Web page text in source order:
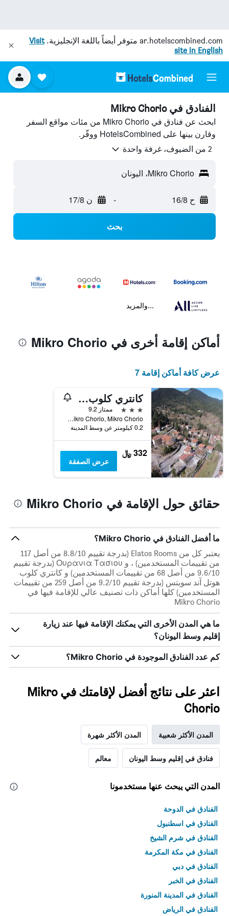
ar.hotelscombined.com متوفر أيضاً باللغة الإنجليزية.Visit
site in English
الفنادق في Mikro Chorio
ابحث عن فنادق في Mikro Chorio من مئات مواقع السفر
وقارن بينها على HotelsCombined ووفّر.
2 من الضيوف، غرفة واحدة
Mikro Chorio، اليونان
ح 16/8 - ن 17/8
بحث
...والمزيد
أماكن إقامة أخرى في Mikro Chorio
عرض كافة أماكن إقامة 7
كانتري كلوب هوتل آند سويتس
3 نجوم
ممتاز 9.2
Neo Mikro Chorio, Mikro Chorio, اليونان
0.2 كيلومتر عن وسط المدينة
332 ﷼
عرض الصفقة
حقائق حول الإقامة في Mikro Chorio
ما أفضل الفنادق في Mikro Chorio؟
يعتبر كل من Elatos Rooms (بدرجة تقييم 8.8/10 من أصل 117
من تقييمات المستخدمين) ، و Ουρανια Τασιου (بدرجة تقييم
9.6/10 من أصل 68 من تقييمات المستخدمين) و كانتري كلوب
هوتل آند سويتس (بدرجة تقييم 9.2/10 من أصل 259 من تقييمات
المستخدمين) كلها أماكن ذات تصنيف عالي للإقامة فيها في
Mikro Chorio
ما هي المدن الأخرى التي يمكنك الإقامة فيها عند زيارة
إقليم وسط اليونان؟
كم عدد الفنادق الموجودة في Mikro Chorio؟
اعثر على نتائج أفضل لإقامتك في Mikro
Chorio
المدن الأكثر شعبية المدن الأكثر شهرة
فنادق في إقليم وسط اليونان معالم
المدن التي يبحث عنها مستخدمونا
الفنادق في الدوحة
الفنادق في اسطنبول
الفنادق في شرم الشيخ
الفنادق في مكة المكرمة
الفنادق في دبي
الفنادق في الخبر
الفنادق في المدينة المنورة
الفنادق في الرياض